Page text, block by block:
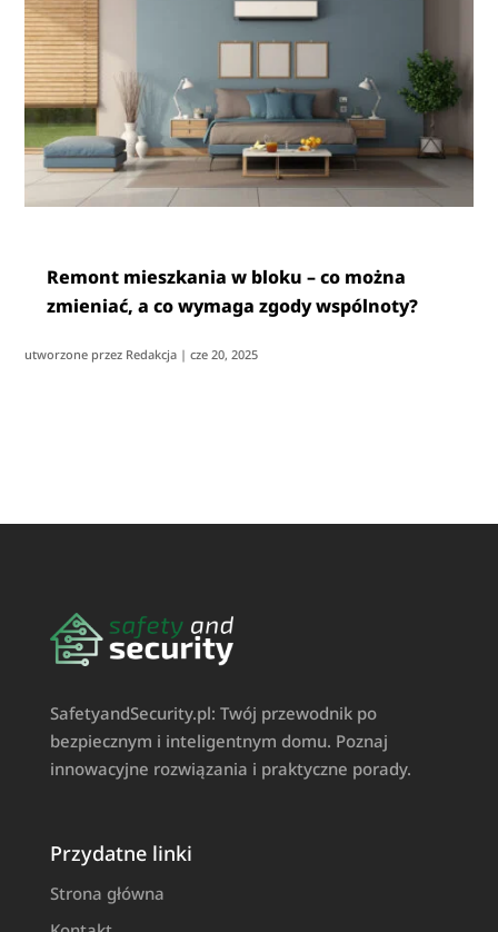
Remont mieszkania w bloku – co można
zmieniać, a co wymaga zgody wspólnoty?
utworzone przez Redakcja |cze 20, 2025
SafetyandSecurity.pl: Twój przewodnik po
bezpiecznym i inteligentnym domu. Poznaj
innowacyjne rozwiązania i praktyczne porady.
Przydatne linki
Strona główna